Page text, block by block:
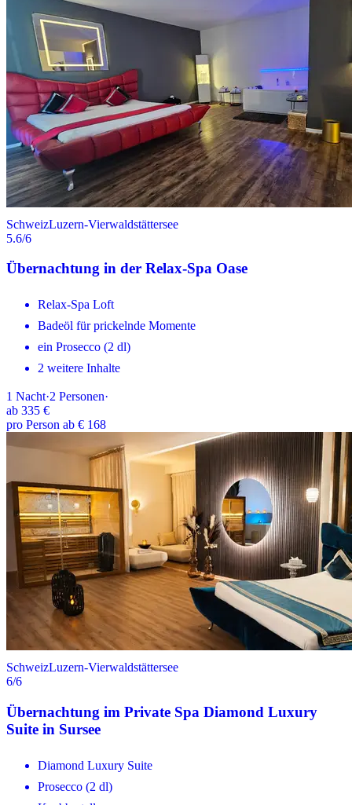
SchweizLuzern-Vierwaldstättersee
5.6/6
Übernachtung in der Relax-Spa Oase
Relax-Spa Loft
Badeöl für prickelnde Momente
ein Prosecco (2 dl)
2 weitere Inhalte
1 Nacht·2 Personen·
ab 335 €
pro Person ab € 168
SchweizLuzern-Vierwaldstättersee
6/6
Übernachtung im Private Spa Diamond Luxury
Suite in Sursee
Diamond Luxury Suite
Prosecco (2 dl)